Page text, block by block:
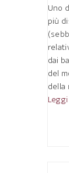
Uno
più
dai
del
della